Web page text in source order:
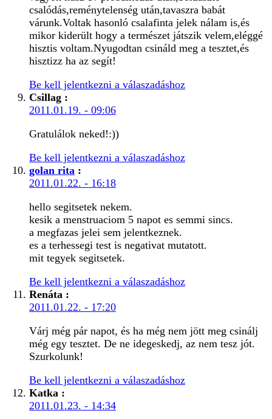
csalódás,reménytelenség után,tavaszra babát
várunk.Voltak hasonló csalafinta jelek nálam is,és
mikor kiderült hogy a természet játszik velem,eléggé
hisztis voltam.Nyugodtan csináld meg a tesztet,és
hisztizz ha az segít!
Be kell jelentkezni a válaszadáshoz
Csillag :
2011.01.19. - 09:06
Gratulálok neked!:))
Be kell jelentkezni a válaszadáshoz
golan rita :
2011.01.22. - 16:18
hello segitsetek nekem.
kesik a menstruaciom 5 napot es semmi sincs.
a megfazas jelei sem jelentkeznek.
es a terhessegi test is negativat mutatott.
mit tegyek segitsetek.
Be kell jelentkezni a válaszadáshoz
Renáta :
2011.01.22. - 17:20
Várj még pár napot, és ha még nem jött meg csinálj
még egy tesztet. De ne idegeskedj, az nem tesz jót.
Szurkolunk!
Be kell jelentkezni a válaszadáshoz
Katka :
2011.01.23. - 14:34